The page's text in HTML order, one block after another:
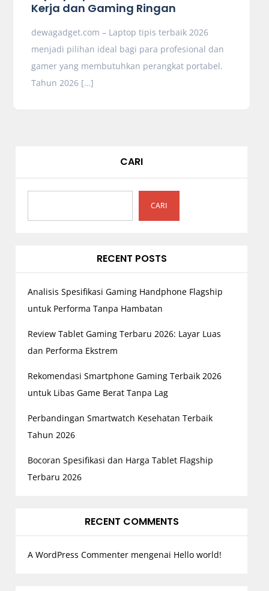
Kerja dan Gaming Ringan
dewagadget.com – Laptop tipis terbaik 2026
menjadi pilihan ideal bagi para profesional dan
gamer yang membutuhkan perangkat portabel.
Tahun 2026 […]
CARI
CARI
RECENT POSTS
Analisis Spesifikasi Gaming Handphone Flagship
untuk Performa Tanpa Hambatan
Review Tablet Gaming Terbaru 2026: Layar Luas
dan Performa Ekstrem
Rekomendasi Smartphone Gaming Terbaik 2026
untuk Libas Game Berat Tanpa Lag
Perbandingan Smartwatch Kesehatan Terbaik
Tahun 2026
Bocoran Spesifikasi dan Harga Tablet Flagship
Terbaru 2026
RECENT COMMENTS
A WordPress Commentermengenai Hello world!